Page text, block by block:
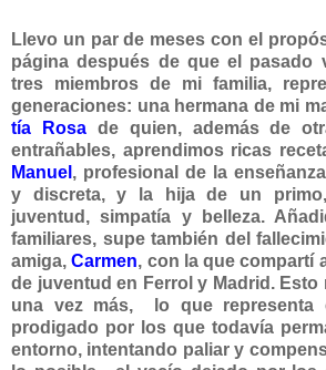
Llevo un par de meses con el
página después de que el pasado
tres miembros de mi familia,
generaciones: una hermana de mi
tía Rosade quien, además de
entrañables, aprendimos ricas
Manuel , profesional de la
y discreta, y la hija de un
juventud, simpatía y belleza.
familiares, supe también del
amiga,Carmen, con la que compartí
de juventud en Ferrol y Madrid. Esto
una vez más, lo que representa
prodigado por los que todavía
entorno, intentando paliar y